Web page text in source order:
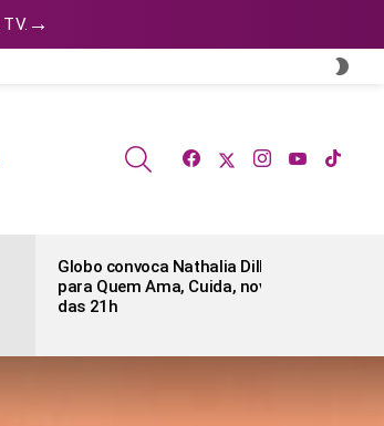
→
SEARCH facebooktwitterinstagramyoutube
Globo convoca Nathalia Dill
para Quem Ama, Cuida, novela
das 21h